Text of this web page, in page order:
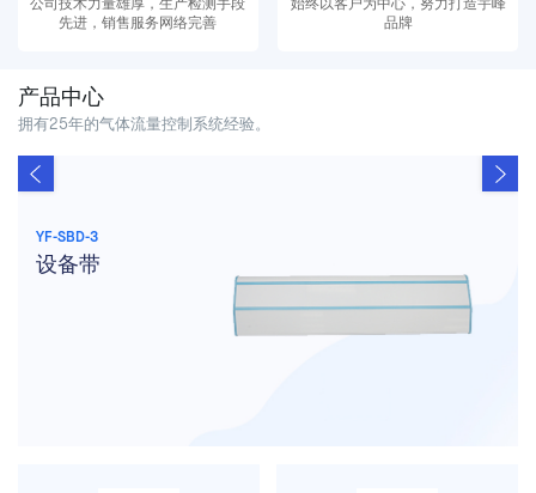
公司技术力量雄厚，生产检测手段
先进，销售服务网络完善
始终以客户为中心，努力打造宇峰
品牌
产品中心
拥有25年的气体流量控制系统经验。
YF-SBD-3
设备带